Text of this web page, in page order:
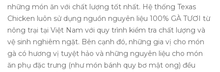
những món ăn với chất lượng tốt nhất. Hệ thống Texas
Chicken luôn sử dụng nguồn nguyên liệu 100% GÀ TƯƠI từ
nông trại tại Việt Nam với quy trình kiểm tra chất lượng và
vệ sinh nghiêm ngặt. Bên cạnh đó, những gia vị cho món
gà có hương vị tuyệt hảo và những nguyên liệu cho món
ăn phụ đặc trưng (như món bánh quy bơ mật ong) đều